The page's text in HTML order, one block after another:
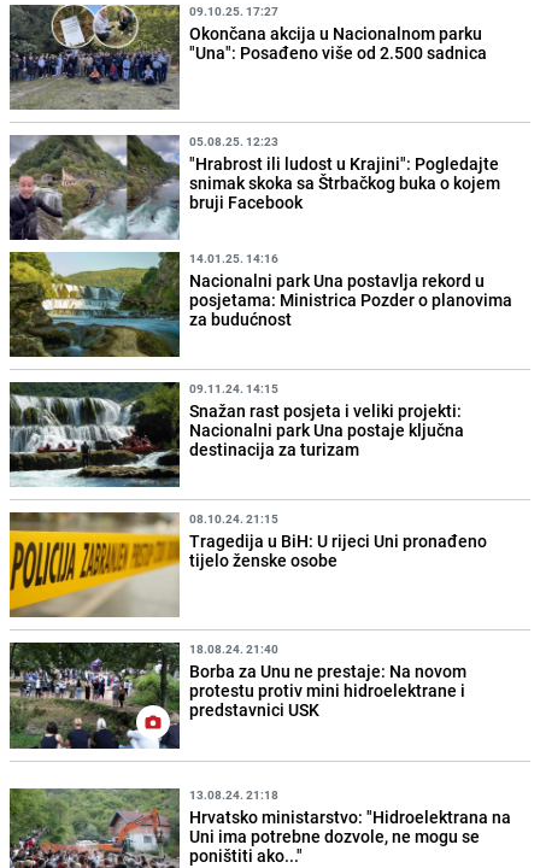
09.10.25. 17:27
Okončana akcija u Nacionalnom parku
"Una": Posađeno više od 2.500 sadnica
05.08.25. 12:23
"Hrabrost ili ludost u Krajini": Pogledajte
snimak skoka sa Štrbačkog buka o kojem
bruji Facebook
14.01.25. 14:16
Nacionalni park Una postavlja rekord u
posjetama: Ministrica Pozder o planovima
za budućnost
09.11.24. 14:15
Snažan rast posjeta i veliki projekti:
Nacionalni park Una postaje ključna
destinacija za turizam
08.10.24. 21:15
Tragedija u BiH: U rijeci Uni pronađeno
tijelo ženske osobe
18.08.24. 21:40
Borba za Unu ne prestaje: Na novom
protestu protiv mini hidroelektrane i
predstavnici USK
13.08.24. 21:18
Hrvatsko ministarstvo: "Hidroelektrana na
Uni ima potrebne dozvole, ne mogu se
poništiti ako..."